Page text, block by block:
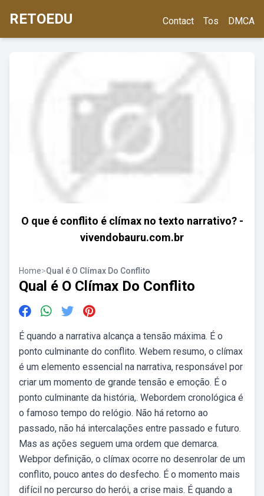
RETOEDU Contact Tos DMCA
O que é conflito é clímax no texto narrativo? -
vivendobauru.com.br
Home>Qual é O Clímax Do Conflito
Qual é O Clímax Do Conflito
É quando a narrativa alcança a tensão máxima. É o
ponto culminante do conflito. Webem resumo, o clímax
é um elemento essencial na narrativa, responsável por
criar um momento de grande tensão e emoção. É o
ponto culminante da história,. Webordem cronológica é
o famoso tempo do relógio. Não há retorno ao
passado, não há intercalações entre passado e futuro.
Mas as ações seguem uma ordem que demarca.
Webpor definição, o clímax ocorre no desenrolar de um
conflito, pouco antes do desfecho. É o momento mais
difícil no percurso do herói, a crise mais. É quando a